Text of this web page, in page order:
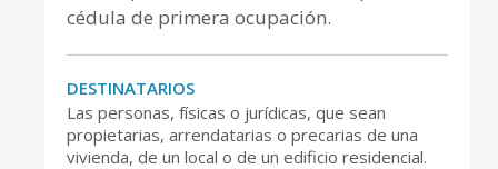
cédula de primera ocupación.
DESTINATARIOS
Las personas, físicas o jurídicas, que sean
propietarias, arrendatarias o precarias de una
vivienda, de un local o de un edificio residencial.